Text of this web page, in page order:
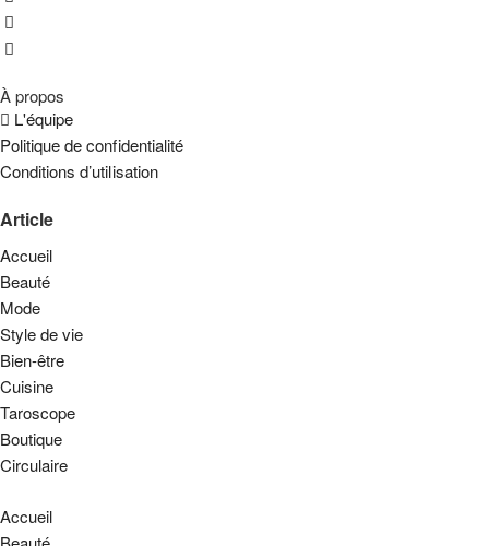
À propos
L'équipe
Politique de confidentialité
Conditions d’utilisation
Article
Accueil
Beauté
Mode
Style de vie
Bien-être
Cuisine
Taroscope
Boutique
Circulaire
Accueil